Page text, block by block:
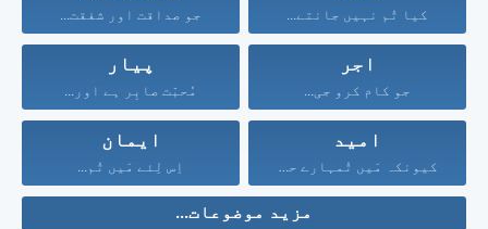
کیا تُم نہیں جانتے... جو صداقت اور شفقت...
اجر
جو کام کرو جی...
پیار
مُحبّت صابِر ہے اور...
امید
کیونکہ مَیں تُمہارے حق...
ایمان
اِس لِئے مَیں تُم...
مزید موضوعات...